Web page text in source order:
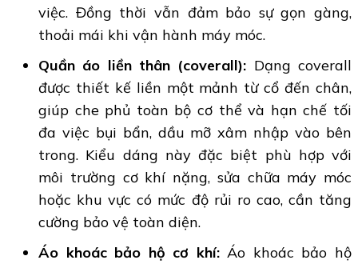
việc. Đồng thời vẫn đảm bảo sự gọn gàng,
thoải mái khi vận hành máy móc.
Quần áo liền thân (coverall): Dạng coverall
được thiết kế liền một mảnh từ cổ đến chân,
giúp che phủ toàn bộ cơ thể và hạn chế tối
đa việc bụi bẩn, dầu mỡ xâm nhập vào bên
trong. Kiểu dáng này đặc biệt phù hợp với
môi trường cơ khí nặng, sửa chữa máy móc
hoặc khu vực có mức độ rủi ro cao, cần tăng
cường bảo vệ toàn diện.
Áo khoác bảo hộ cơ khí:Áo khoác bảo hộ